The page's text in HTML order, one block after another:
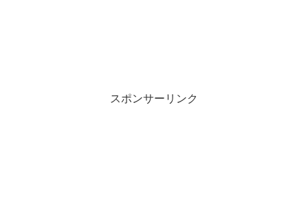
スポンサーリンク